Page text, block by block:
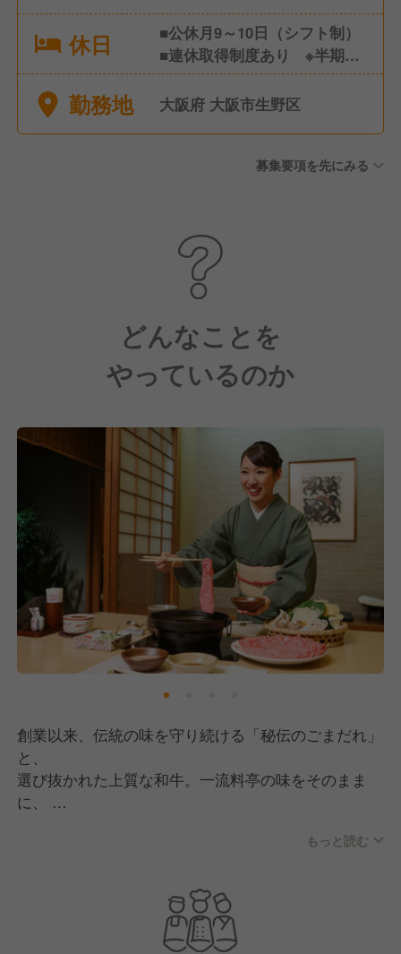
休日
■公休月9～10日（シフト制）
■連休取得制度あり ※半期に
1回、3～7連休取得 ■有給休暇
■その他 特別休暇など ※年間
勤務地 大阪府 大阪市生野区
募集要項を先にみる
どんなことを
やっているのか
創業以来、伝統の味を守り続ける「秘伝のごまだれ」
と、
選び抜かれた上質な和牛。一流料亭の味をそのまま
に、
選ばれる会席料理から、旬にこだわる季節料理もお値
もっと読む